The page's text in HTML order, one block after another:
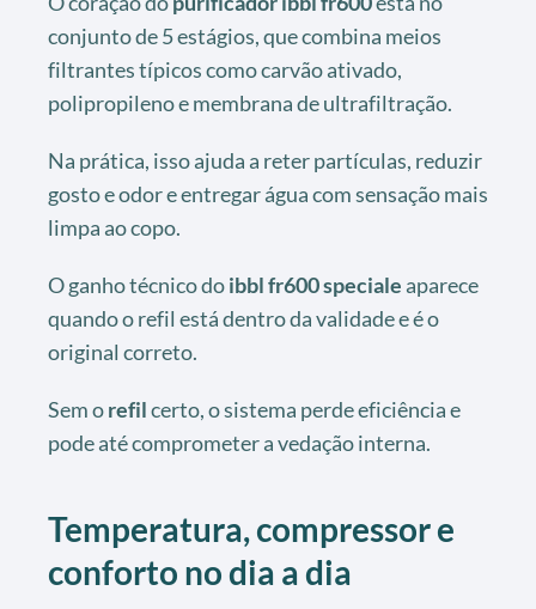
conjunto de 5 estágios, que combina meios
filtrantes típicos como carvão ativado,
polipropileno e membrana de ultrafiltração.
Na prática, isso ajuda a reter partículas, reduzir
gosto e odor e entregar água com sensação mais
limpa ao copo.
O ganho técnico doibbl fr600 speciale aparece
quando o refil está dentro da validade e é o
original correto.
Sem orefilcerto, o sistema perde eficiência e
pode até comprometer a vedação interna.
Temperatura, compressor e
conforto no dia a dia